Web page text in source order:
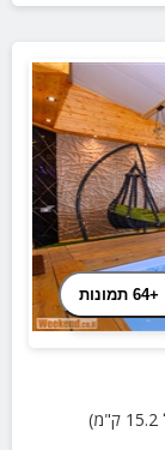
+64 תמונות